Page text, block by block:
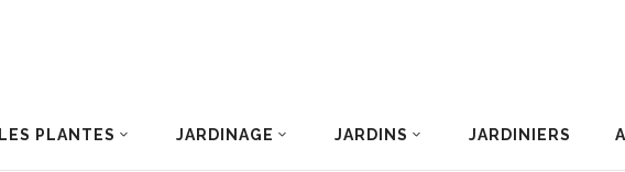
LES PLANTES JARDINAGE JARDINS JARDINIERS